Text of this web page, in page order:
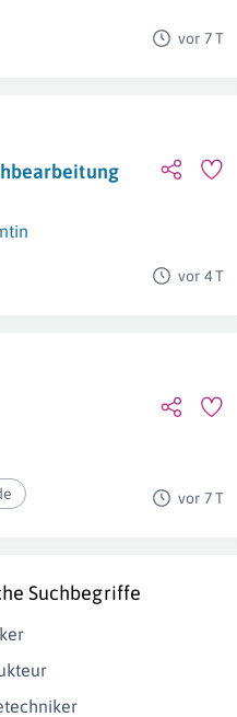
vor 7 T
vor 4 T
vor 7 T
Suchbegriffe